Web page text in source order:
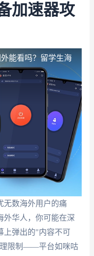
加速器攻
能看吗？留学生海
无数海外用户的痛
外华人，你可能在深
上弹出的"内容不可
理限制——平台如咪咕